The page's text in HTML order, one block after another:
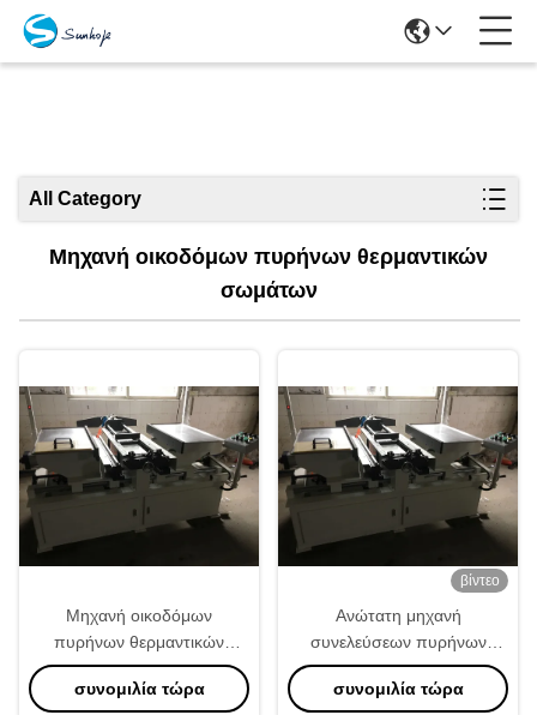
All Category
Μηχανή οικοδόμων πυρήνων θερμαντικών
σωμάτων
Μηχανή οικοδόμων
πυρήνων θερμαντικών
σωμάτων Sunhope
συνομιλία τώρα
βίντεο
Ανώτατη μηχανή
συνελεύσεων πυρήνων
ύψους πτερυγίων 8mm
συνομιλία τώρα